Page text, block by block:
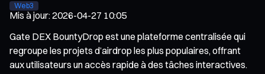
Web3
Mis à jour:2026-04-27 10:05
Gate DEX BountyDrop est une plateforme centralisée qui
regroupe les projets d’airdrop les plus populaires, offrant
aux utilisateurs un accès rapide à des tâches interactives.